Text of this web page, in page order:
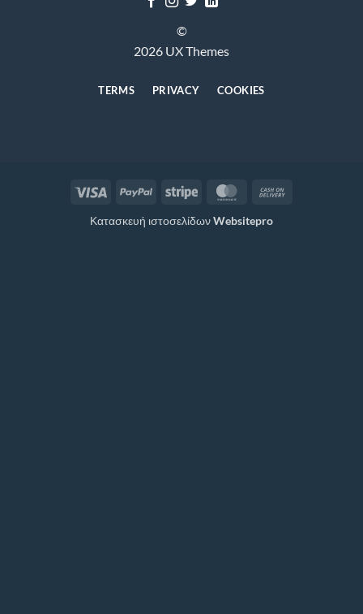
©
2026 UX Themes
TERMS PRIVACY COOKIES
Visa PayPal Stripe MasterCard
Κατασκευή ιστοσελίδωνWebsitepro